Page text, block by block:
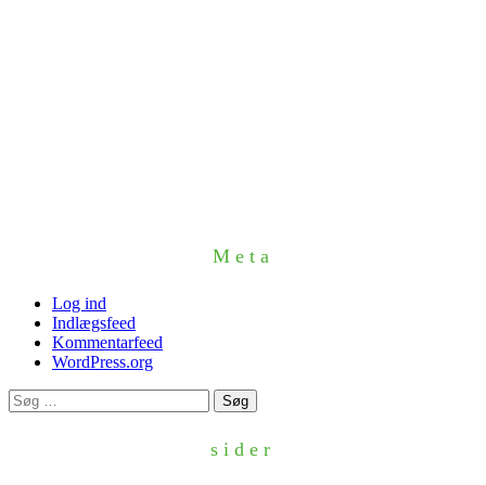
Meta
Log ind
Indlægsfeed
Kommentarfeed
WordPress.org
Søg
efter:
sider